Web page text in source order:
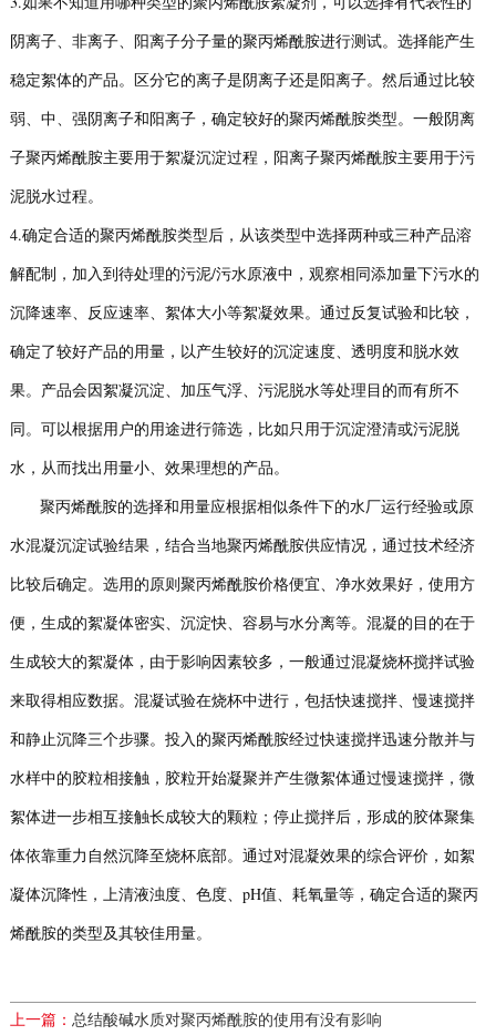
阴离子、非离子、阳离子分子量的聚丙烯酰胺进行测试。选择能产生
稳定絮体的产品。区分它的离子是阴离子还是阳离子。然后通过比较
弱、中、强阴离子和阳离子，确定较好的聚丙烯酰胺类型。一般阴离
子聚丙烯酰胺主要用于絮凝沉淀过程，阳离子聚丙烯酰胺主要用于污
泥脱水过程。
4.确定合适的聚丙烯酰胺类型后，从该类型中选择两种或三种产品溶
解配制，加入到待处理的污泥/污水原液中，观察相同添加量下污水的
沉降速率、反应速率、絮体大小等絮凝效果。通过反复试验和比较，
确定了较好产品的用量，以产生较好的沉淀速度、透明度和脱水效
果。产品会因絮凝沉淀、加压气浮、污泥脱水等处理目的而有所不
同。可以根据用户的用途进行筛选，比如只用于沉淀澄清或污泥脱
水，从而找出用量小、效果理想的产品。
聚丙烯酰胺的选择和用量应根据相似条件下的水厂运行经验或原
水混凝沉淀试验结果，结合当地聚丙烯酰胺供应情况，通过技术经济
比较后确定。选用的原则聚丙烯酰胺价格便宜、净水效果好，使用方
便，生成的絮凝体密实、沉淀快、容易与水分离等。混凝的目的在于
生成较大的絮凝体，由于影响因素较多，一般通过混凝烧杯搅拌试验
来取得相应数据。混凝试验在烧杯中进行，包括快速搅拌、慢速搅拌
和静止沉降三个步骤。投入的聚丙烯酰胺经过快速搅拌迅速分散并与
水样中的胶粒相接触，胶粒开始凝聚并产生微絮体通过慢速搅拌，微
絮体进一步相互接触长成较大的颗粒；停止搅拌后，形成的胶体聚集
体依靠重力自然沉降至烧杯底部。通过对混凝效果的综合评价，如絮
凝体沉降性，上清液浊度、色度、pH值、耗氧量等，确定合适的聚丙
烯酰胺的类型及其较佳用量。
上一篇： 总结酸碱水质对聚丙烯酰胺的使用有没有影响